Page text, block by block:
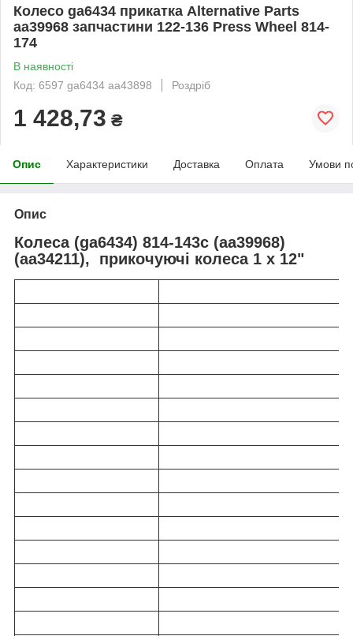
Колесо ga6434 прикатка Alternative Parts
aa39968 запчастини 122-136 Press Wheel 814-
174
В наявності
Код: 6597 ga6434 aa43898
Роздріб
1 428,73 ₴
Опис Характеристики Доставка Оплата Умови
Опис
Колеса (ga6434) 814-143c (aa39968)
(aa34211), прикочуючі колеса 1 x 12"